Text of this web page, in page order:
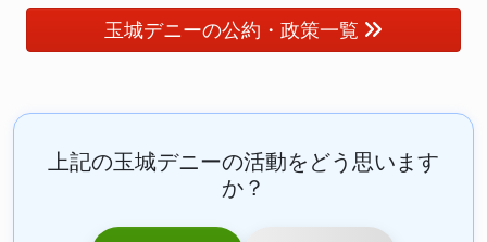
玉城デニーの公約・政策一覧
上記の玉城デニーの活動をどう思います
か？